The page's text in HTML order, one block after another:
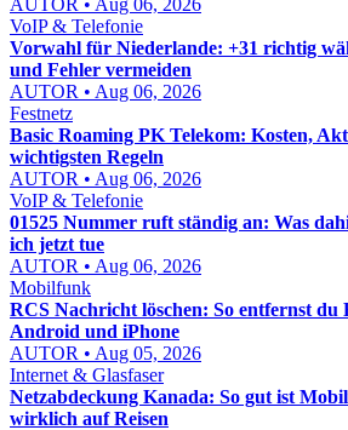
AUTOR • Aug 06, 2026
VoIP & Telefonie
Vorwahl für Niederlande: +31 richtig
und Fehler vermeiden
AUTOR • Aug 06, 2026
Festnetz
Basic Roaming PK Telekom: Kosten,
wichtigsten Regeln
AUTOR • Aug 06, 2026
VoIP & Telefonie
01525 Nummer ruft ständig an: Was
ich jetzt tue
AUTOR • Aug 06, 2026
Mobilfunk
RCS Nachricht löschen: So entfernst
Android und iPhone
AUTOR • Aug 05, 2026
Internet & Glasfaser
Netzabdeckung Kanada: So gut ist
wirklich auf Reisen